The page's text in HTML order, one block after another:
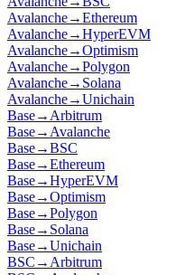
Avalanche→Ethereum
Avalanche→HyperEVM
Avalanche→Optimism
Avalanche→Polygon
Avalanche→ Solana
Avalanche→Unichain
Base→ Arbitrum
Base→ Avalanche
Base→BSC
Base→Ethereum
Base→HyperEVM
Base→Optimism
Base→Polygon
Base→ Solana
Base→Unichain
BSC → Arbitrum